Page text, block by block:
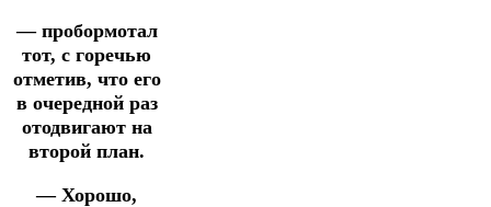
— пробормотал
тот, с горечью
отметив, что его
в очередной раз
отодвигают на
второй план.
— Хорошо,